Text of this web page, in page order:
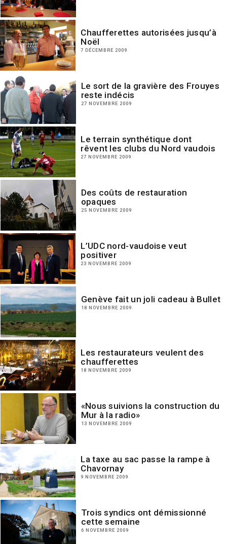
Chaufferettes autorisées jusqu’à
Noël
7 DÉCEMBRE 2009
Le sort de la gravière des Frouyes
reste indécis
27 NOVEMBRE 2009
Le terrain synthétique dont
rêvent les clubs du Nord vaudois
27 NOVEMBRE 2009
Des coûts de restauration
opaques
25 NOVEMBRE 2009
L’UDC nord-vaudoise veut
positiver
23 NOVEMBRE 2009
Genève fait un joli cadeau à Bullet
18 NOVEMBRE 2009
Les restaurateurs veulent des
chaufferettes
18 NOVEMBRE 2009
«Nous suivions la construction du
Mur à la radio»
13 NOVEMBRE 2009
La taxe au sac passe la rampe à
Chavornay
9 NOVEMBRE 2009
Trois syndics ont démissionné
cette semaine
6 NOVEMBRE 2009